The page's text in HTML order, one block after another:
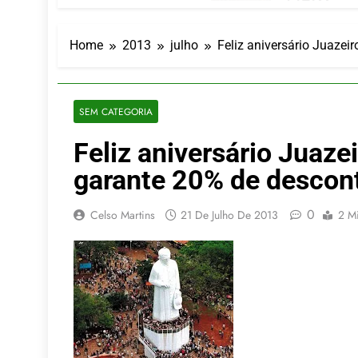
LATAM
Azul
Turismo na
4 De Agosto De
Por Dentro
4 De Agosto De
Home 2013 julho Feliz aniversário
SEM CATEGORIA
Feliz aniversário
garante 20% de
Celso Martins 21 De Julho De 2013 0 2